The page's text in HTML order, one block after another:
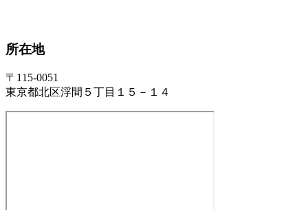
所在地
〒115-0051
東京都北区浮間５丁目１５－１４